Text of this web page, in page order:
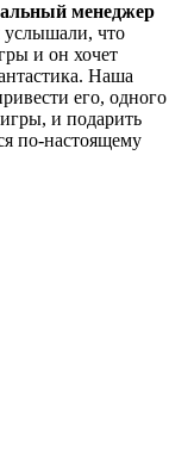
менеджер
услышали, что
и он хочет
Наша
его, одного
и подарить
по-настоящему